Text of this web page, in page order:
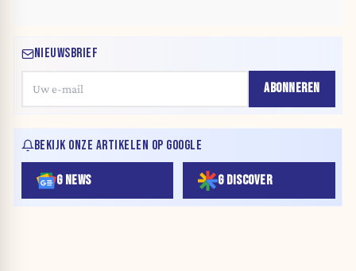
NIEUWSBRIEF
ABONNEREN
BEKIJK ONZE ARTIKELEN OP GOOGLE
G NEWS G DISCOVER